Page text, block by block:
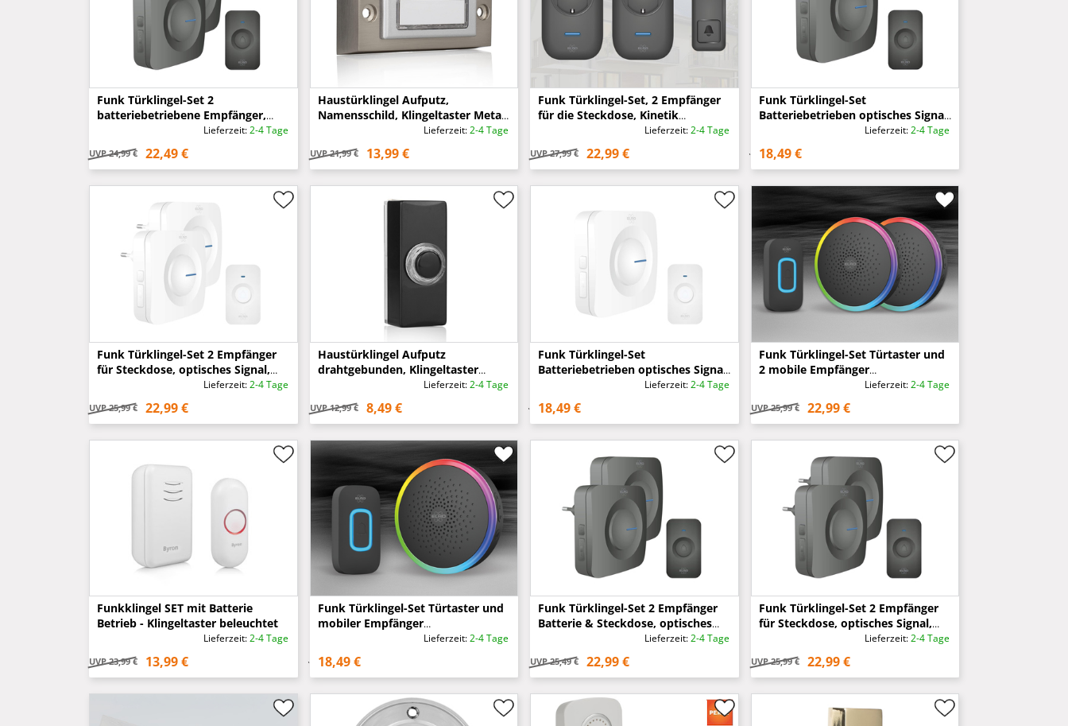
Funk Türklingel-Set 2
batteriebetriebene Empfänger,
optisches Signal, Schwarz
Lieferzeit:2-4 Tage
UVP 24,99 € 22,49 €
Haustürklingel Aufputz,
Namensschild, Klingeltaster Metall
gebürstet Breite 8cmLieferzeit:2-4 Tage
UVP 21,99 € 13,99 €
Funk Türklingel-Set, 2 Empfänger
für die Steckdose, Kinetik
Lieferzeit:2-4 Tage
UVP 27,99 € 22,99 €
Funk Türklingel-Set
Batteriebetrieben optisches Signal
für Schwerhörige, Schwarz
Lieferzeit:2-4 Tage
18,49 €
Funk Türklingel-Set 2 Empfänger
für Steckdose, optisches Signal,
Lieferzeit:2-4 Tage
UVP 25,99 € 22,99 €
Haustürklingel Aufputz
drahtgebunden, Klingeltaster
beleuchtet Schwarz Höhe 7cm
Lieferzeit:2-4 Tage
UVP 12,99 € 8,49 €
Funk Türklingel-Set
Batteriebetrieben optisches Signal
für Schwerhörige, WeißLieferzeit:2-4 Tage
18,49 €
Funk Türklingel-Set Türtaster und
2 mobile Empfänger
Batteriebetrieben, Schwarz
Lieferzeit:2-4 Tage
UVP 25,99 € 22,99 €
Funkklingel SET mit Batterie
Betrieb - Klingeltaster beleuchtet
Lieferzeit:2-4 Tage
UVP 23,99 € 13,99 €
Funk Türklingel-Set Türtaster und
mobiler Empfänger
Batteriebetrieben, Schwarz
Lieferzeit:2-4 Tage
18,49 €
Funk Türklingel-Set 2 Empfänger
Batterie & Steckdose, optisches
Lieferzeit:2-4 Tage
UVP 25,49 € 22,99 €
Funk Türklingel-Set 2 Empfänger
für Steckdose, optisches Signal,
Lieferzeit:2-4 Tage
UVP 25,99 € 22,99 €